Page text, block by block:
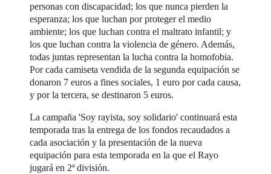
personas con discapacidad; los que nunca pierden la
esperanza; los que luchan por proteger el medio
ambiente; los que luchan contra el maltrato infantil; y
los que luchan contra la violencia de género. Además,
todas juntas representan la lucha contra la homofobia.
Por cada camiseta vendida de la segunda equipación se
donaron 7 euros a fines sociales, 1 euro por cada causa,
y por la tercera, se destinaron 5 euros.
La campaña 'Soy rayista, soy solidario' continuará esta
temporada tras la entrega de los fondos recaudados a
cada asociación y la presentación de la nueva
equipación para esta temporada en la que el Rayo
jugará en 2ª división.